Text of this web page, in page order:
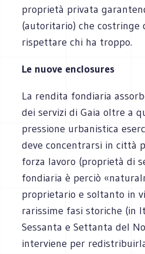
proprietà privata
(autoritario) che costringe
rispettare chi ha troppo.
Le nuove enclosures
La rendita fondiaria
dei servizi di Gaia oltre a
pressione urbanistica
deve concentrarsi in città
forza lavoro (proprietà di
fondiaria è perciò
proprietario e soltanto in
rarissime fasi storiche (in
Sessanta e Settanta del
interviene per